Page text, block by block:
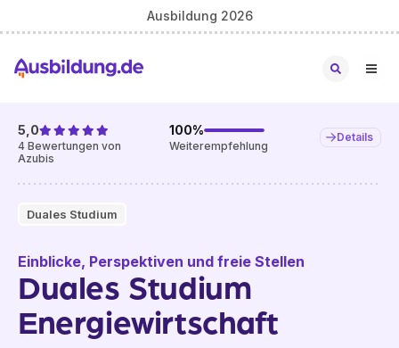
Ausbildung 2026
Duales Studium
5,0
4 Bewertungen von
Azubis
100%
Weiterempfehlung
Details
Einblicke, Perspektiven und freie Stellen
Duales Studium
Energiewirtschaft